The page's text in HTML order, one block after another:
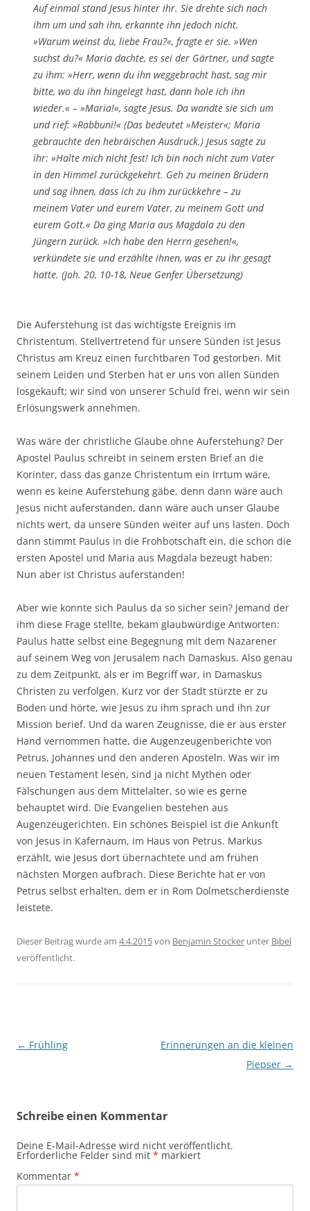
Auf einmal stand Jesus hinter ihr. Sie drehte sich nach
ihm um und sah ihn, erkannte ihn jedoch nicht.
»Warum weinst du, liebe Frau?«, fragte er sie. »Wen
suchst du?« Maria dachte, es sei der Gärtner, und sagte
zu ihm: »Herr, wenn du ihn weggebracht hast, sag mir
bitte, wo du ihn hingelegt hast, dann hole ich ihn
wieder.« – »Maria!«, sagte Jesus. Da wandte sie sich um
und rief: »Rabbuni!« (Das bedeutet »Meister«; Maria
gebrauchte den hebräischen Ausdruck.) Jesus sagte zu
ihr: »Halte mich nicht fest! Ich bin noch nicht zum Vater
in den Himmel zurückgekehrt. Geh zu meinen Brüdern
und sag ihnen, dass ich zu ihm zurückkehre – zu
meinem Vater und eurem Vater, zu meinem Gott und
eurem Gott.« Da ging Maria aus Magdala zu den
Jüngern zurück. »Ich habe den Herrn gesehen!«,
verkündete sie und erzählte ihnen, was er zu ihr gesagt
hatte. (Joh. 20, 10-18, Neue Genfer Übersetzung)
Die Auferstehung ist das wichtigste Ereignis im
Christentum. Stellvertretend für unsere Sünden ist Jesus
Christus am Kreuz einen furchtbaren Tod gestorben. Mit
seinem Leiden und Sterben hat er uns von allen Sünden
losgekauft; wir sind von unserer Schuld frei, wenn wir sein
Erlösungswerk annehmen.
Was wäre der christliche Glaube ohne Auferstehung? Der
Apostel Paulus schreibt in seinem ersten Brief an die
Korinter, dass das ganze Christentum ein Irrtum wäre,
wenn es keine Auferstehung gäbe, denn dann wäre auch
Jesus nicht auferstanden, dann wäre auch unser Glaube
nichts wert, da unsere Sünden weiter auf uns lasten. Doch
dann stimmt Paulus in die Frohbotschaft ein, die schon die
ersten Apostel und Maria aus Magdala bezeugt haben:
Nun aber ist Christus auferstanden!
Aber wie konnte sich Paulus da so sicher sein? Jemand der
ihm diese Frage stellte, bekam glaubwürdige Antworten:
Paulus hatte selbst eine Begegnung mit dem Nazarener
auf seinem Weg von Jerusalem nach Damaskus. Also genau
zu dem Zeitpunkt, als er im Begriff war, in Damaskus
Christen zu verfolgen. Kurz vor der Stadt stürzte er zu
Boden und hörte, wie Jesus zu ihm sprach und ihn zur
Mission berief. Und da waren Zeugnisse, die er aus erster
Hand vernommen hatte, die Augenzeugenberichte von
Petrus, Johannes und den anderen Aposteln. Was wir im
neuen Testament lesen, sind ja nicht Mythen oder
Fälschungen aus dem Mittelalter, so wie es gerne
behauptet wird. Die Evangelien bestehen aus
Augenzeugerichten. Ein schönes Beispiel ist die Ankunft
von Jesus in Kafernaum, im Haus von Petrus. Markus
erzählt, wie Jesus dort übernachtete und am frühen
nächsten Morgen aufbrach. Diese Berichte hat er von
Petrus selbst erhalten, dem er in Rom Dolmetscherdienste
leistete.
Dieser Beitrag wurde am 4.4.2015von Benjamin Stocker unter Bibel
veröffentlicht.
Beitragsnavigation
← Frühling
Erinnerungen an die kleinen
Piepser →
Schreibe einen Kommentar
Deine E-Mail-Adresse wird nicht veröffentlicht.
Erforderliche Felder sind mit * markiert
Kommentar *